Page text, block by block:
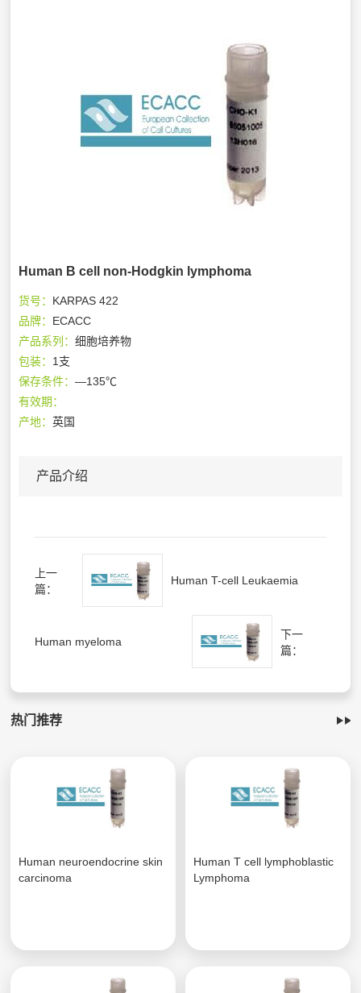
Human B cell non-Hodgkin lymphoma
货号： KARPAS 422
品牌： ECACC
产品系列：细胞培养物
包装： 1支
保存条件：—135℃
有效期：
产地：英国
产品介绍
上一
篇：
Human T-cell Leukaemia
Human myeloma
下一
篇：
热门推荐
Human neuroendocrine skin
carcinoma
Human T cell lymphoblastic
Lymphoma